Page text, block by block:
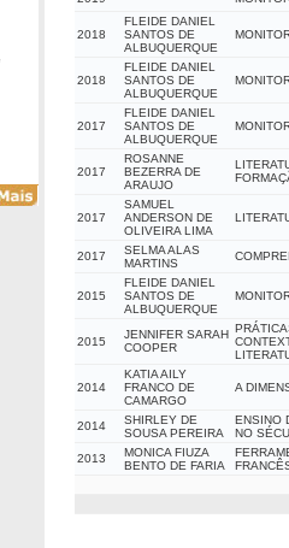
2018
FLEIDE DANIEL
SANTOS DE
ALBUQUERQUE
2018
FLEIDE DANIEL
SANTOS DE
ALBUQUERQUE
2017
FLEIDE DANIEL
SANTOS DE
ALBUQUERQUE
2017
ROSANNE
BEZERRA DE
ARAUJO
2017
SAMUEL
ANDERSON DE
OLIVEIRA LIMA
2017
SELMA ALAS
MARTINS
2015
FLEIDE DANIEL
SANTOS DE
ALBUQUERQUE
2015
JENNIFER SARAH
COOPER
2014
KATIA AILY
FRANCO DE
CAMARGO
A
2014
SHIRLEY DE
SOUSA PEREIRA
ENSINO
NO
2013
MONICA FIUZA
BENTO DE FARIA